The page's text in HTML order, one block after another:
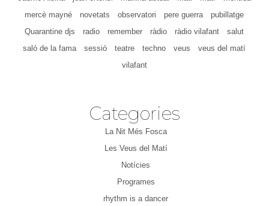
mercè mayné
novetats observatori pere guerra
pubillatge
Quarantine djs
radio remember ràdio ràdio vilafant
salut
saló de la fama
sessió teatre techno veus
veus del matí
vilafant
Categories
La Nit Més Fosca
Les Veus del Matí
Notícies
Programes
rhythm is a dancer